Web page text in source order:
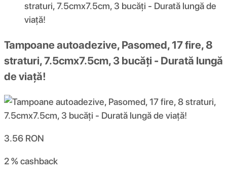
straturi, 7.5cmx7.5cm, 3 bucăți - Durată lungă de
viață!
Tampoane autoadezive, Pasomed, 17 fire, 8
straturi, 7.5cmx7.5cm, 3 bucăți - Durată lungă
de viață!
3.56 RON
2 %cashback